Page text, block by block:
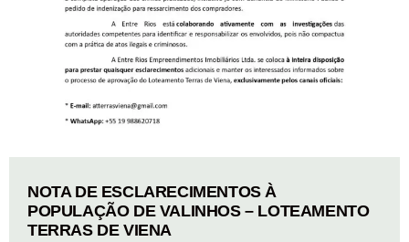
NOTA DE ESCLARECIMENTOS À
POPULAÇÃO DE VALINHOS – LOTEAMENTO
TERRAS DE VIENA